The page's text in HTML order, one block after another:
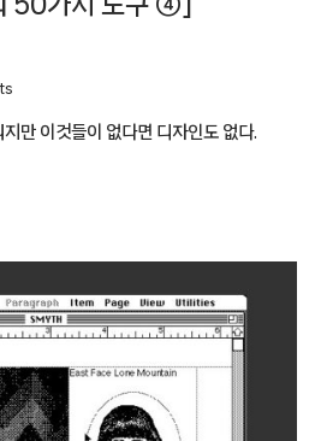
만 이것들이 없다면 디자인도 없다.